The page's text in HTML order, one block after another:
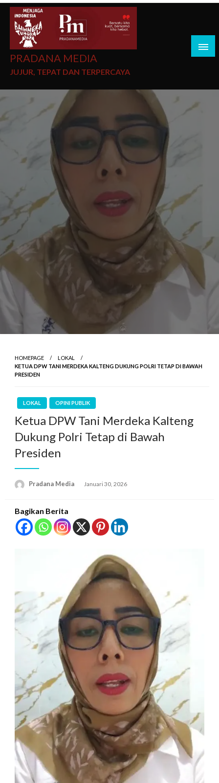
PRADANA MEDIA
JUJUR, TEPAT DAN TERPERCAYA
HOMEPAGE
LOKAL
KETUA DPW TANI MERDEKA KALTENG DUKUNG POLRI TETAP DI BAWAH
PRESIDEN
LOKAL OPINI PUBLIK
Ketua DPW Tani Merdeka Kalteng
Dukung Polri Tetap di Bawah
Presiden
Pradana Media Januari 30, 2026
Bagikan Berita